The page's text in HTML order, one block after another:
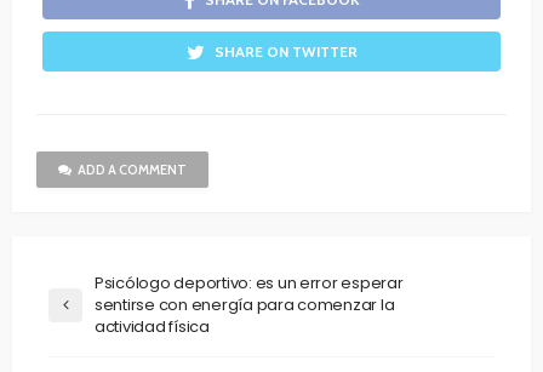
SHARE ON TWITTER
ADD A COMMENT
Psicólogo deportivo: es un error esperar
sentirse con energía para comenzar la
actividad física